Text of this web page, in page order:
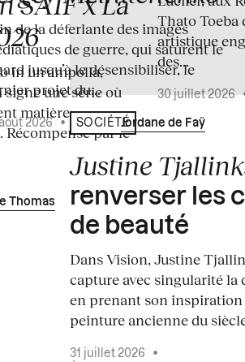
in un'ampolla,
une série où
matière
par le
Thomas
de la déferlante des images
de guerre, qui saturent le
jusqu’à le désensibiliser, le
projet du...
2026 • Écrit par Jordane de Faÿ
SOCIÉTÉ
Justine
renverser les
de beauté
Dans Vision, Justine
capture avec singularité la
en prenant son inspiration
peinture ancienne du
31 juillet 2026
•
Thato Toeba
artistique
des...
30 juillet 2026